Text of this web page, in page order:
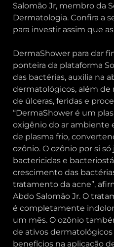
Salomão Jr, membro da
Dermatologia. Confira a
para investir assim que
DermaShower para dar
ponteira da plataforma
das bactérias, auxilia na
dermatológicos, além de
de úlceras, feridas e
“DermaShower é um
oxigênio do ar ambiente
de plasma frio,
ozônio. O ozônio por si
bactericidas e
crescimento das
tratamento da acne”,
Abdo Salomão Jr. O
é completamente
um mês. O ozônio
de ativos dermatológicos
benefícios na aplicação